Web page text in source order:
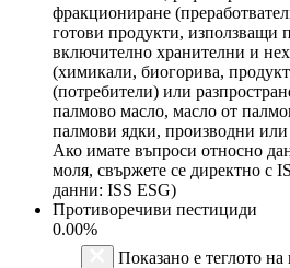
фракциониране
готови продукти, използващи
включително хранителни и
(химикали, биогорива,
(потребители) или
палмово масло, масло от
палмови ядки, производни
Ако имате въпроси относно
моля, свържете се директно с
данни: ISS ESG)
Противоречиви пестициди
0.00%
Показано е теглото